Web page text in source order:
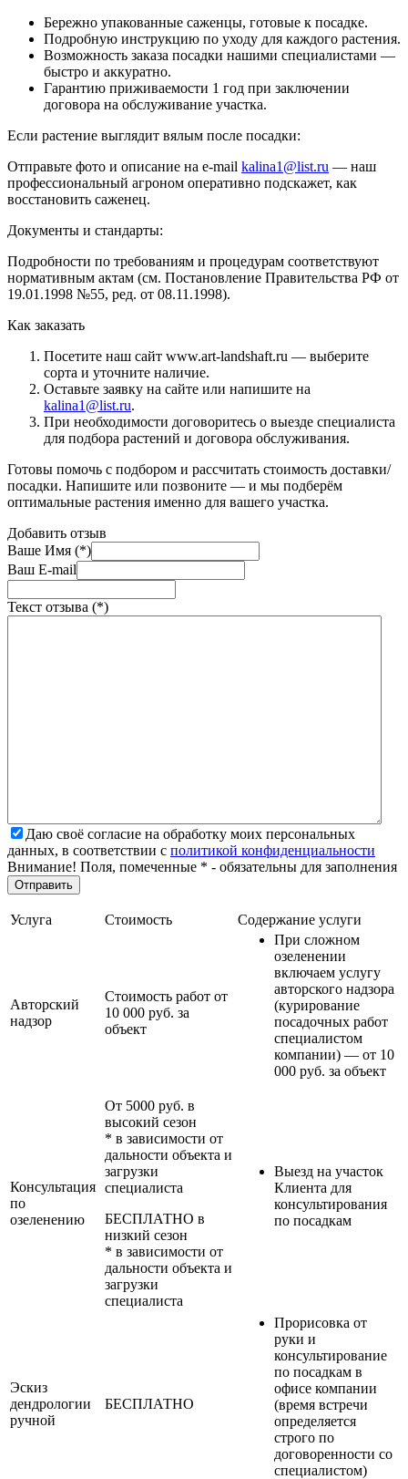
Бережно упакованные саженцы, готовые к посадке.
Подробную инструкцию по уходу для каждого растения.
Возможность заказа посадки нашими специалистами —
быстро и аккуратно.
Гарантию приживаемости 1 год при заключении
договора на обслуживание участка.
Если растение выглядит вялым после посадки:
Отправьте фото и описание на e-mail kalina1@list.ru — наш
профессиональный агроном оперативно подскажет, как
восстановить саженец.
Документы и стандарты:
Подробности по требованиям и процедурам соответствуют
нормативным актам (см. Постановление Правительства РФ от
19.01.1998 №55, ред. от 08.11.1998).
Как заказать
Посетите наш сайт www.art-landshaft.ru — выберите
сорта и уточните наличие.
Оставьте заявку на сайте или напишите на
kalina1@list.ru.
При необходимости договоритесь о выезде специалиста
для подбора растений и договора обслуживания.
Готовы помочь с подбором и рассчитать стоимость доставки/
посадки. Напишите или позвоните — и мы подберём
оптимальные растения именно для вашего участка.
Добавить отзыв
Ваше Имя (*)
Ваш E-mail
Текст отзыва (*)
Даю своё согласие на обработку моих персональных
данных, в соответствии с политикой конфиденциальности
Внимание! Поля, помеченные * - обязательны для заполнения
Услуга Стоимость Содержание услуги
Авторский
надзор
Стоимость работ от
10 000 руб. за
объект
При сложном
озеленении
включаем услугу
авторского надзора
(курирование
посадочных работ
специалистом
компании) — от 10
000 руб. за объект
Консультация
по
озеленению
От 5000 руб. в
высокий сезон
* в зависимости от
дальности объекта и
загрузки
специалиста
БЕСПЛАТНО в
низкий сезон
* в зависимости от
дальности объекта и
загрузки
специалиста
Выезд на участок
Клиента для
консультирования
по посадкам
Эскиз
дендрологии
ручной
БЕСПЛАТНО
Прорисовка от
руки и
консультирование
по посадкам в
офисе компании
(время встречи
определяется
строго по
договоренности со
специалистом)